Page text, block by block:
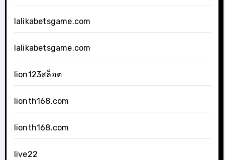
lalikabetsgame.com
lalikabetsgame.com
lion123สล็อต
lionth168.com
lionth168.com
live22